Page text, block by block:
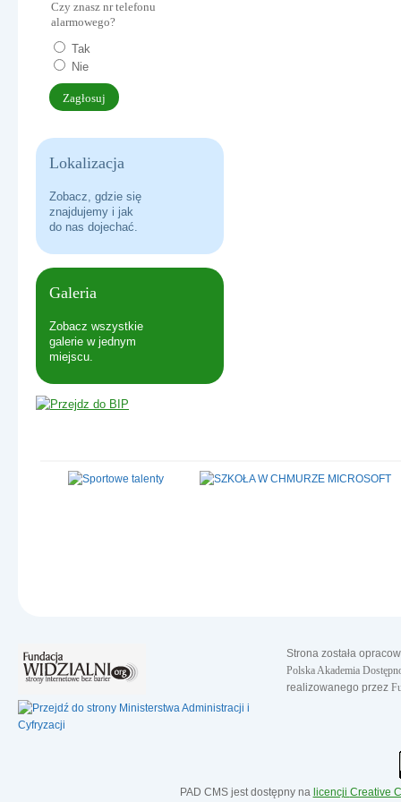
ERASMUS+ USING MONILE APPS IN THE LEARNING
DO HYMNU!
Czy znasz nr telefonu
alarmowego?
Tak
Nie
Lokalizacja
Zobacz, gdzie się
znajdujemy i jak
do nas dojechać.
Galeria
Zobacz wszystkie
galerie w jednym
miejscu.
Strona została
Polska Akademia
realizowanego przez
PAD CMS jest dostępny na licencji Creative